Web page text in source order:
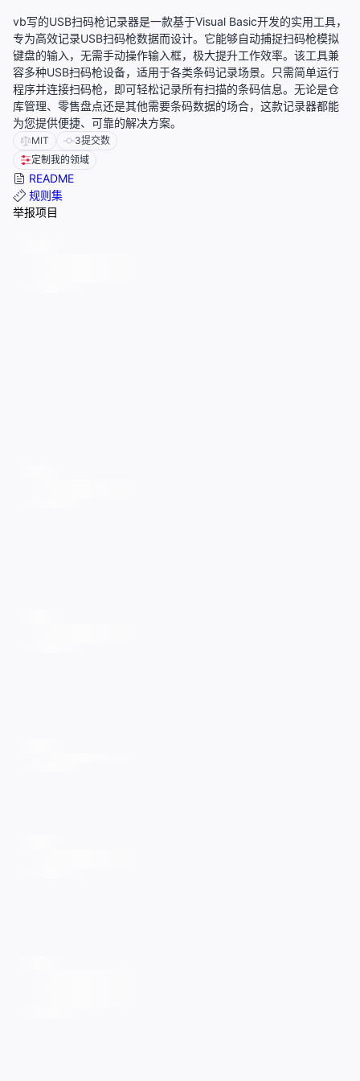
vb写的USB扫码枪记录器是一款基于Visual Basic开发的实用工具，
专为高效记录USB扫码枪数据而设计。它能够自动捕捉扫码枪模拟
键盘的输入，无需手动操作输入框，极大提升工作效率。该工具兼
容多种USB扫码枪设备，适用于各类条码记录场景。只需简单运行
程序并连接扫码枪，即可轻松记录所有扫描的条码信息。无论是仓
库管理、零售盘点还是其他需要条码数据的场合，这款记录器都能
为您提供便捷、可靠的解决方案。
MIT 3提交数
定制我的领域
README
规则集
举报项目